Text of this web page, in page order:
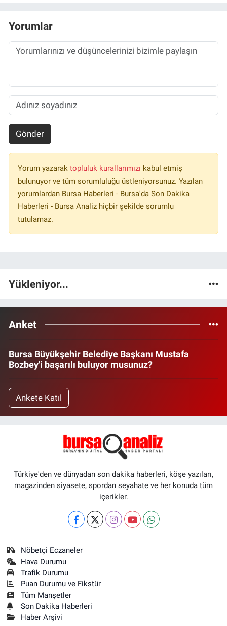
Yorumlar
Gönder
Yorum yazarak topluluk kurallarımızı kabul etmiş
bulunuyor ve tüm sorumluluğu üstleniyorsunuz. Yazılan
yorumlardan Bursa Haberleri - Bursa'da Son Dakika
Haberleri - Bursa Analiz hiçbir şekilde sorumlu
tutulamaz.
Yükleniyor...
Anket
Bursa Büyükşehir Belediye Başkanı Mustafa
Bozbey'i başarılı buluyor musunuz?
Ankete Katıl
Türkiye'den ve dünyadan son dakika haberleri, köşe yazıları,
magazinden siyasete, spordan seyahate ve her konuda tüm
içerikler.
Nöbetçi Eczaneler
Hava Durumu
Trafik Durumu
Puan Durumu ve Fikstür
Tüm Manşetler
Son Dakika Haberleri
Haber Arşivi